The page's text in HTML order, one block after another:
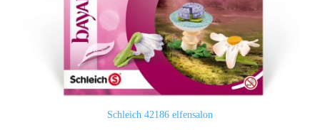
Schleich 42186 elfensalon